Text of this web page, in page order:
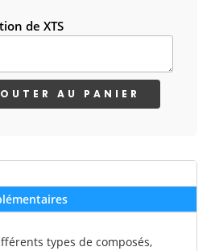
:
€.
est :
49,00 €.
de XTS
AU PANIER
types de composés,